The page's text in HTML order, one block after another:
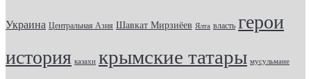
Украина Центральная Азия Шавкат Мирзиёев Ялта власть герои
история казахи крымские татары мусульмане